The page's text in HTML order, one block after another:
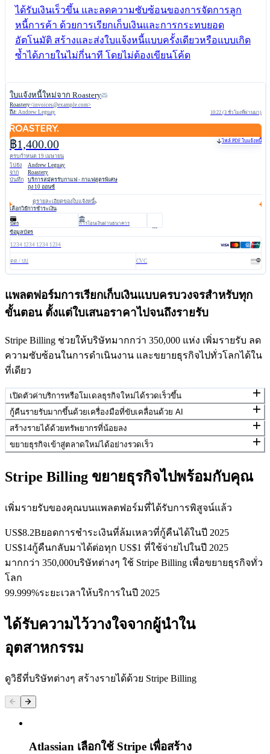
ได้รับเงินเร็วขึ้น และลดความซับซ้อนของการจัดการลูก
หนี้การค้า ด้วยการเรียกเก็บเงินและการกระทบยอด
อัตโนมัติ สร้างและส่งใบแจ้งหนี้แบบครั้งเดียวหรือแบบเกิด
ซ้ำได้ภายในไม่กี่นาที โดยไม่ต้องเขียนโค้ด
ใบแจ้งหนี้ใหม่จาก Roastery
Roastery<invoices@example.com>
ถึง: Andrew Leguay 10:22 (3 ชั่วโมงที่ผ่านมา)
฿1,400.00
ครบกำหนด 19 เมษายน
ไฟล์ PDF ใบแจ้งหนี้
ไปยัง
Andrew Leguay
จาก
Roastery
บันทึก
บริการสมัครรับกาแฟ - กาแฟสูตรพิเศษ
ถุง 10 ออนซ์
ดูรายละเอียดของใบแจ้งหนี้
เลือกวิธีการชำระเงิน
บัตร การโอนเงินผ่านธนาคาร
ข้อมูลบัตร
1234 1234 1234 1234
ดด / ปป CVC
แพลตฟอร์มการเรียกเก็บเงินแบบครบวงจรสำหรับทุก
ขั้นตอน ตั้งแต่ใบเสนอราคาไปจนถึงรายรับ
Stripe Billing ช่วยให้บริษัทมากกว่า 350,000 แห่ง เพิ่มรายรับ ลด
ความซับซ้อนในการดำเนินงาน และขยายธุรกิจไปทั่วโลกได้ใน
ที่เดียว
เปิดตัวค่าบริการหรือโมเดลธุรกิจใหม่ได้รวดเร็วขึ้น
กู้คืนรายรับมากขึ้นด้วยเครื่องมือที่ขับเคลื่อนด้วย AI
สร้างรายได้ด้วยทรัพยากรที่น้อยลง
ขยายธุรกิจเข้าสู่ตลาดใหม่ได้อย่างรวดเร็ว
Stripe Billing ขยายธุรกิจไปพร้อมกับคุณ
เพิ่มรายรับของคุณบนแพลตฟอร์มที่ได้รับการพิสูจน์แล้ว
US$8.2Bยอดการชำระเงินที่ล้มเหลวที่กู้คืนได้ในปี 2025
US$14กู้คืนกลับมาได้ต่อทุก US$1 ที่ใช้จ่ายไปในปี 2025
มากกว่า 350,000บริษัทต่างๆ ใช้ Stripe Billing เพื่อขยายธุรกิจทั่ว
โลก
99.999%ระยะเวลาให้บริการในปี 2025
ได้รับความไว้วางใจจากผู้นำใน
อุตสาหกรรม
ดูวิธีที่บริษัทต่างๆ สร้างรายได้ด้วย Stripe Billing
Atlassian เลือกใช้ Stripe เพื่อสร้าง